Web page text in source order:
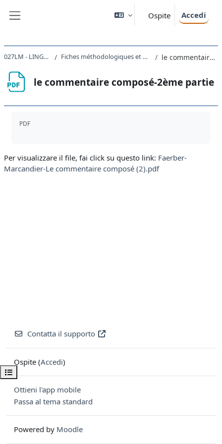
Ospite Accedi
Apri indice del corso
027LM - LINGUA FRANCESE I 2023 Fiches méthodologiques et matériels divers (pour approfondir les sujets abordés pendant le cours) le commentaire composé-2ème partie
le commentaire composé-2ème partie
PDF
Per visualizzare il file, fai click su questo link: Faerber-
Marcandier-Le commentaire composé (2).pdf
Contatta il supporto
Ospite (Accedi)
Ottieni l'app mobile
Passa al tema standard
Powered by Moodle